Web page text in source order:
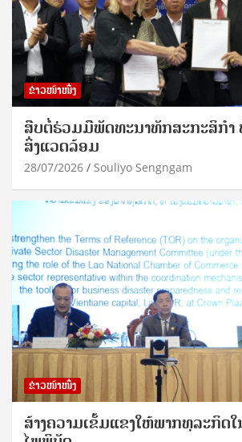
ຂ່າວໜ້າໜຶ່ງ
ສືບຕໍ່ຮ່ວມມືພັດທະນາທັກສະກະສິກຳ
ສິ່ງແວດລ້ອມ
28/07/2026 Souliyo Sengngam
ຂ່າວໜ້າໜຶ່ງ
ສ້າງຄວາມເຂັ້ມແຂງໃຫ້ພາກທຸລະກິດ